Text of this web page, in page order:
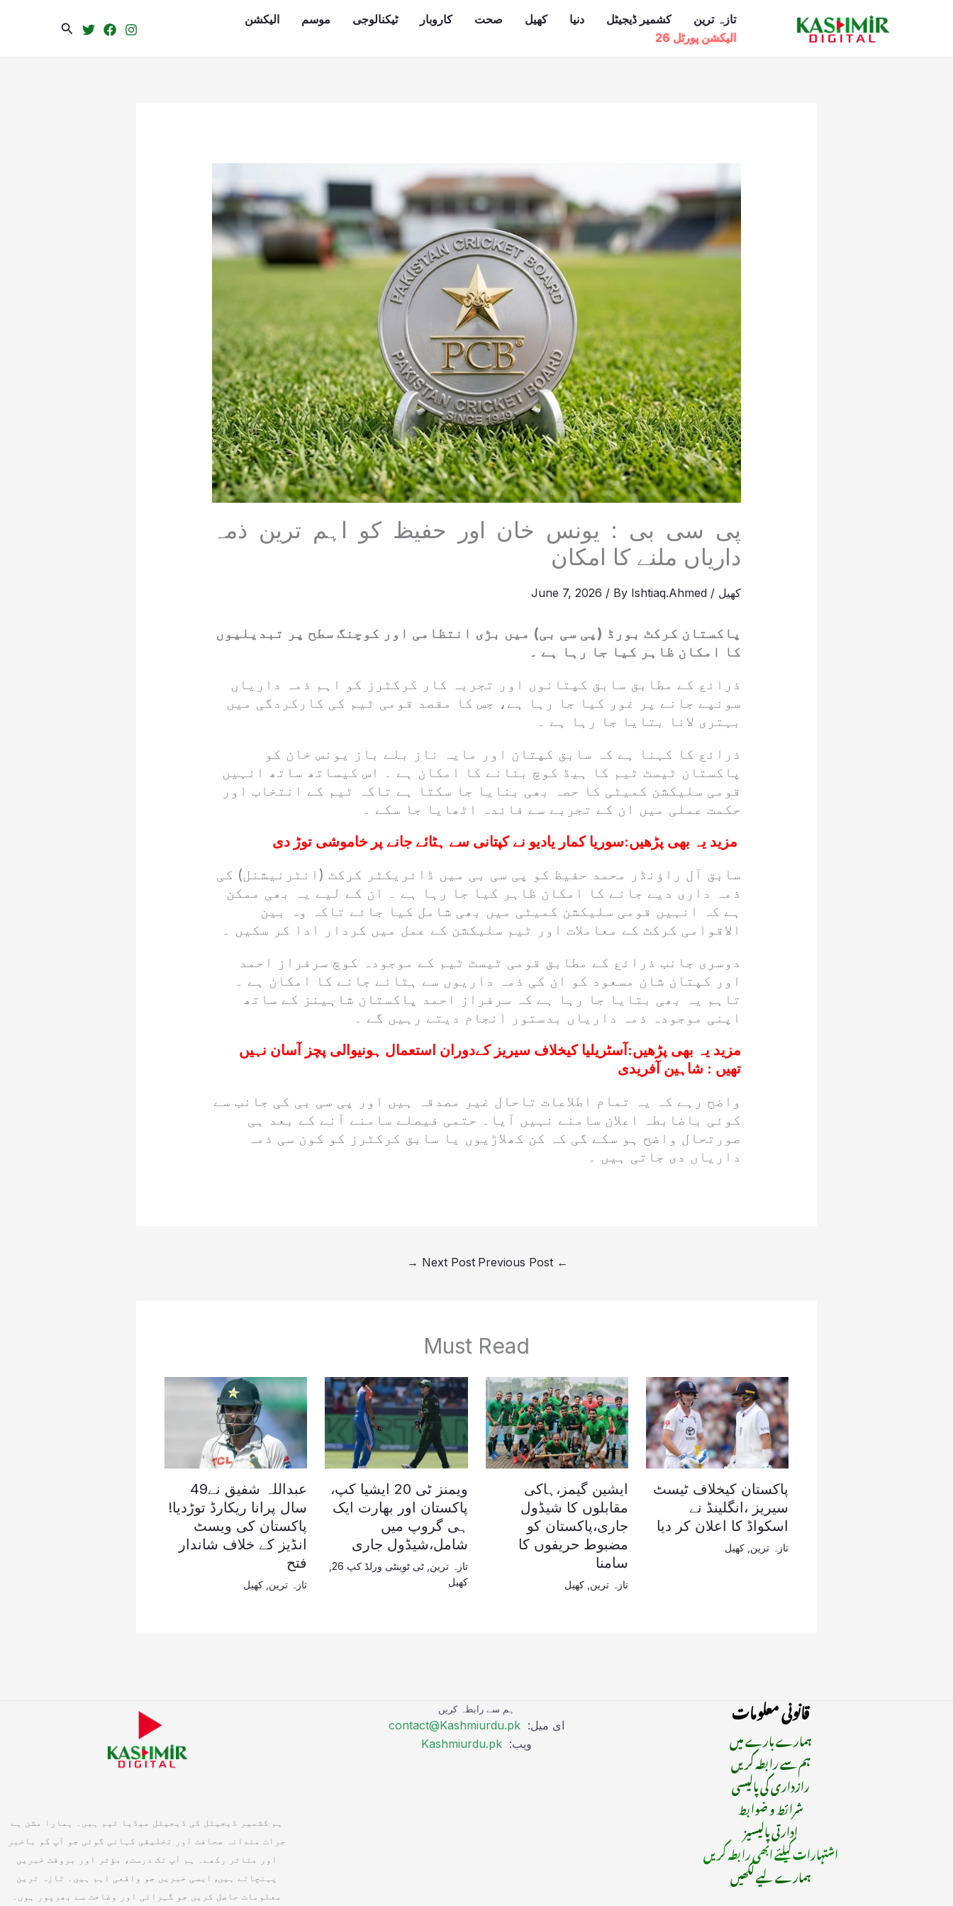
تازہ ترین کشمیر ڈیجیٹل دنیا کھیل صحت کاروبار ٹیکنالوجی موسم
الیکشن
الیکشن پورٹل 26
Search
پی سی بی : یونس خان اور حفیظ کو اہم ترین ذمہ
داریاں ملنے کا امکان
کھیل /
June 7, 2026 / By Ishtiaq.Ahmed
پاکستان کرکٹ بورڈ (پی سی بی) میں بڑی انتظامی اور کوچنگ سطح پر تبدیلیوں
کا امکان ظاہر کیا جا رہا ہے ۔
ذرائع کے مطابق سابق کپتانوں اور تجربہ کار کرکٹرز کو اہم ذمہ داریاں
سونپے جانے پر غور کیا جا رہا ہے، جس کا مقصد قومی ٹیم کی کارکردگی میں
بہتری لانا بتایا جا رہا ہے ۔
ذرائع کا کہنا ہے کہ سابق کپتان اور مایہ ناز بلے باز یونس خان کو
پاکستان ٹیسٹ ٹیم کا ہیڈ کوچ بنانے کا امکان ہے ۔ اس کیساتھ ساتھ انہیں
قومی سلیکشن کمیٹی کا حصہ بھی بنایا جا سکتا ہے تاکہ ٹیم کے انتخاب اور
حکمت عملی میں ان کے تجربے سے فائدہ اٹھایا جا سکے ۔
مزید یہ بھی پڑھیں:سوریا کمار یادیو نے کپتانی سے ہٹائے جانے پر خاموشی توڑ دی
سابق آل راؤنڈر محمد حفیظ کو پی سی بی میں ڈائریکٹر کرکٹ (انٹرنیشنل) کی
ذمہ داری دیے جانے کا امکان ظاہر کیا جا رہا ہے ۔ ان کے لیے یہ بھی ممکن
ہے کہ انہیں قومی سلیکشن کمیٹی میں بھی شامل کیا جائے تاکہ وہ بین
الاقوامی کرکٹ کے معاملات اور ٹیم سلیکشن کے عمل میں کردار ادا کر سکیں ۔
دوسری جانب ذرائع کے مطابق قومی ٹیسٹ ٹیم کے موجودہ کوچ سرفراز احمد
اور کپتان شان مسعود کو ان کی ذمہ داریوں سے ہٹائے جانے کا امکان ہے ۔
تاہم یہ بھی بتایا جا رہا ہے کہ سرفراز احمد پاکستان شاہینز کے ساتھ
اپنی موجودہ ذمہ داریاں بدستور انجام دیتے رہیں گے ۔
مزید یہ بھی پڑھیں: آسٹریلیا کیخلاف سیریز کےدوران استعمال ہونیوالی پچز آسان نہیں
تھیں : شاہین آفریدی
واضح رہے کہ یہ تمام اطلاعات تاحال غیر مصدقہ ہیں اور پی سی بی کی جانب سے
کوئی باضابطہ اعلان سامنے نہیں آیا۔ حتمی فیصلے سامنے آنے کے بعد ہی
صورتحال واضح ہو سکے گی کہ کن کھلاڑیوں یا سابق کرکٹرز کو کون سی ذمہ
داریاں دی جاتی ہیں ۔
←
Next Post
→
Must Read
پاکستان کیخلاف ٹیسٹ
سیریز ،انگلینڈ نے
اسکواڈ کا اعلان کر دیا
تازہ ترین کھیل
ایشین گیمز،ہاکی
مقابلوں کا شیڈول
جاری،پاکستان کو
مضبوط حریفوں کا
سامنا
تازہ ترین ,کھیل
ویمنز ٹی 20 ایشیا کپ،
پاکستان اور بھارت ایک
ہی گروپ میں
شامل،شیڈول جاری
تازہ ترین ,ٹی ٹوینٹی ورلڈ کپ 26
کھیل
عبداللہ شفیق نے49
سال پرانا ریکارڈ توڑدیا!
پاکستان کی ویسٹ
انڈیز کے خلاف شاندار
فتح
تازہ ترین کھیل
قانونی معلومات
ہمارے بارے میں
ہم سے رابطہ کریں
رازداری کی پالیسی
شرائط و ضوابط
ادارتی پالیسیز
اشتہارات کیلئے ابھی رابطہ کریں
ہمارے لیے لکھیں
ہم سے رابطہ کریں
ای میل: contact@Kashmiurdu.pk
ویب: Kashmiurdu.pk
ہم کشمیر ڈیجیٹل کی ڈیجیٹل میڈیا ٹیم ہیں۔ ہمارا مشن ہے
جرات مندانہ صحافت اور تخلیقی کہانی گوئی جو آپ کو باخبر
اور متاثر رکھے۔ ہم آپ تک درست، مؤثر اور بروقت خبریں
پہنچاتے ہیں, ایسی خبریں جو واقعی اہم ہیں۔ تازہ ترین
معلومات حاصل کریں جو گہرائی اور وضاحت سے بھرپور ہوں۔